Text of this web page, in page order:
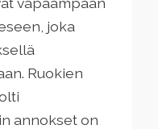
joka
Ruokien
annokset on